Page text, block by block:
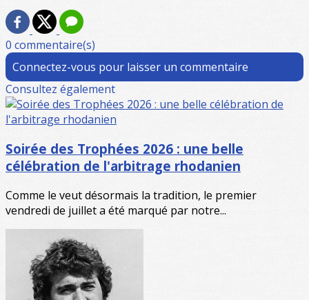
0 commentaire(s)
Connectez-vous pour laisser un commentaire
Consultez également
Soirée des Trophées 2026 : une belle
célébration de l'arbitrage rhodanien
Comme le veut désormais la tradition, le premier
vendredi de juillet a été marqué par notre...